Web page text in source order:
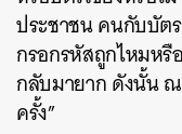
ประชาชน คนกับบัต
กรอกรหัสถูกไหมหรื
กลับมายาก ดังนั้น
ครั้ง”